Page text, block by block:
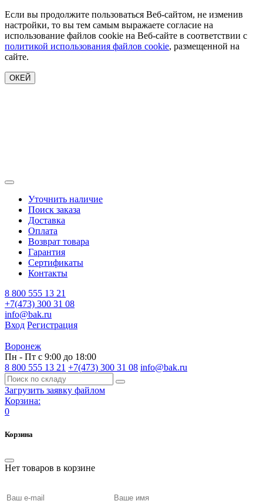
Если вы продолжите пользоваться Веб-сайтом, не изменив
настройки, то вы тем самым выражаете согласие на
использование файлов cookie на Веб-сайте в соответствии с
политикой использования файлов cookie, размещенной на
сайте.
ОКЕЙ
Уточнить наличие
Поиск заказа
Доставка
Оплата
Возврат товара
Гарантия
Сертификаты
Контакты
8 800 555 13 21
+7(473) 300 31 08
info@bak.ru
Вход Регистрация
Воронеж
Пн - Пт с 9:00 до 18:00
8 800 555 13 21 +7(473) 300 31 08 info@bak.ru
Загрузить заявку файлом
Корзина:
0
Корзина
Нет товаров в корзине